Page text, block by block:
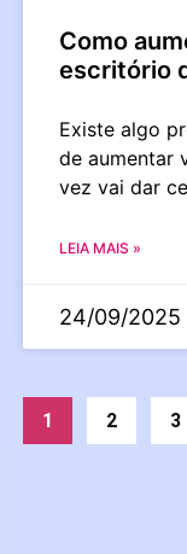
Como
escritório
Existe algo
de aumentar
vez vai dar
LEIA MAIS »
24/09/2025
1 2 3